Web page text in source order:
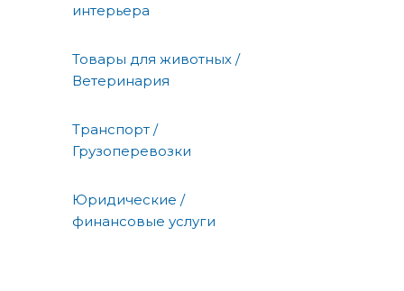
интерьера
Товары для животных /
Ветеринария
Транспорт /
Грузоперевозки
Юридические /
финансовые услуги